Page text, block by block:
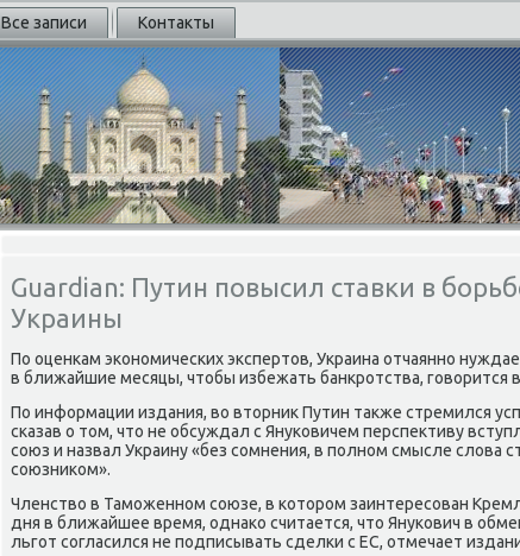
Все записи Контакты
Guardian: Путин повысил ставки в
Украины
По оценкам экономических экспертов, Украина отчаянно
в ближайшие месяцы, чтобы избежать банкротства, говорится
По информации издания, во вторник Путин также стремился
сказав о том, что не обсуждал с Януковичем перспективу
союз и назвал Украину «без сомнения, в полном смысле слова
союзником».
Членство в Таможенном союзе, в котором заинтересован
дня в ближайшее время, однако считается, что Янукович в
льгот согласился не подписывать сделки с ЕС, отмечает